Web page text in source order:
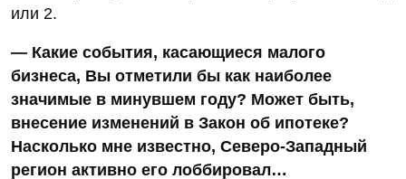
или 2.
— Какие события, касающиеся малого
бизнеса, Вы отметили бы как наиболее
значимые в минувшем году? Может быть,
внесение изменений в Закон об ипотеке?
Насколько мне известно, Северо-Западный
регион активно его лоббировал…